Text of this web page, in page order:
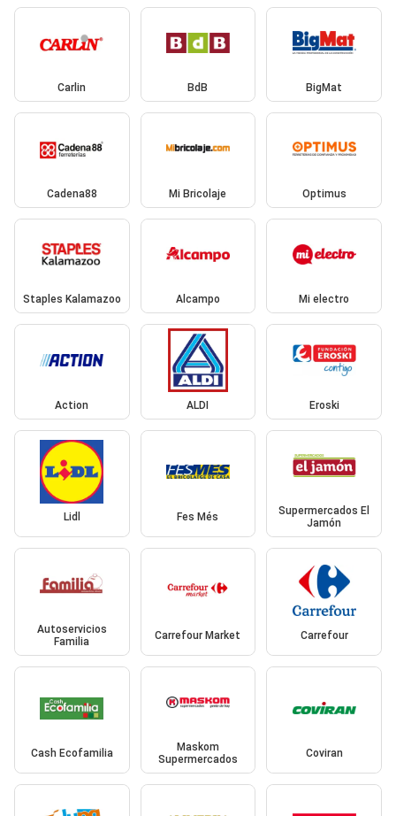
Carlin BdB BigMat
Cadena88 Mi Bricolaje Optimus
Staples Kalamazoo Alcampo Mi electro
Action ALDI Eroski
Lidl Fes Més
Supermercados El
Jamón
Autoservicios
Familia
Carrefour Market Carrefour
Cash Ecofamilia
Maskom
Supermercados
Coviran